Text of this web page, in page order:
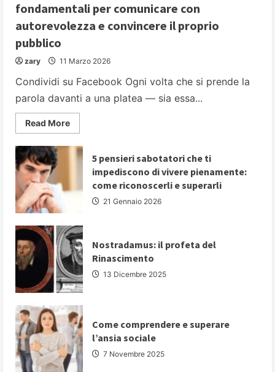
fondamentali per comunicare con
autorevolezza e convincere il proprio
pubblico
zary 11 Marzo 2026
Condividi su Facebook Ogni volta che si prende la
parola davanti a una platea — sia essa...
Read MoreRead
more
PARLARE
IN
PUBBLICO:
strategie
fondamentali
comunicare
autorevolezza
e
convincere
il
proprio
pubblico
5 pensieri sabotatori che ti
impediscono di vivere pienamente:
come riconoscerli e superarli
21 Gennaio 2026
Nostradamus: il profeta del
Rinascimento
13 Dicembre 2025
Come comprendere e superare
l’ansia sociale
7 Novembre 2025